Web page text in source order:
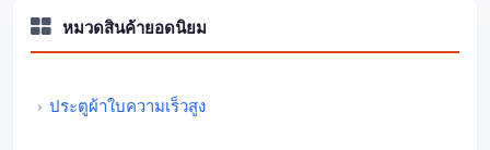
หมวดสินค้ายอดนิยม
ประตูผ้าใบความเร็วสูง